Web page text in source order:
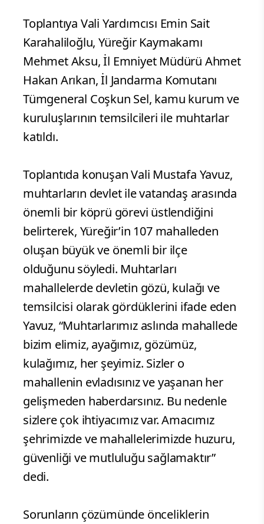
Toplantıya Vali Yardımcısı Emin Sait
Karahaliloğlu, Yüreğir Kaymakamı
Mehmet Aksu, İl Emniyet Müdürü Ahmet
Hakan Arıkan, İl Jandarma Komutanı
Tümgeneral Coşkun Sel, kamu kurum ve
kuruluşlarının temsilcileri ile muhtarlar
katıldı.
Toplantıda konuşan Vali Mustafa Yavuz,
muhtarların devlet ile vatandaş arasında
önemli bir köprü görevi üstlendiğini
belirterek, Yüreğir’in 107 mahalleden
oluşan büyük ve önemli bir ilçe
olduğunu söyledi. Muhtarları
mahallelerde devletin gözü, kulağı ve
temsilcisi olarak gördüklerini ifade eden
Yavuz, “Muhtarlarımız aslında mahallede
bizim elimiz, ayağımız, gözümüz,
kulağımız, her şeyimiz. Sizler o
mahallenin evladısınız ve yaşanan her
gelişmeden haberdarsınız. Bu nedenle
sizlere çok ihtiyacımız var. Amacımız
şehrimizde ve mahallelerimizde huzuru,
güvenliği ve mutluluğu sağlamaktır”
dedi.
Sorunların çözümünde önceliklerin